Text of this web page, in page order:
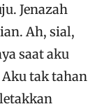
Jenazah
Ah, sial,
saat aku
tak tahan